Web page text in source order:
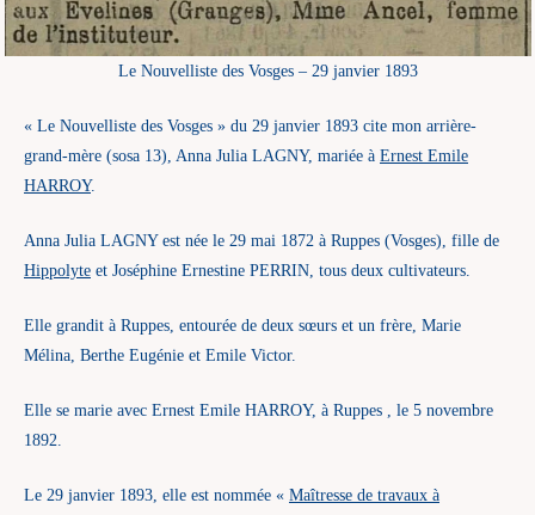
Le Nouvelliste des Vosges – 29 janvier 1893
« Le Nouvelliste des Vosges » du 29 janvier 1893 cite mon arrière-
grand-mère (sosa 13), Anna Julia LAGNY, mariée à Ernest Emile
HARROY.
Anna Julia LAGNY est née le 29 mai 1872 à Ruppes (Vosges), fille de
Hippolyte et Joséphine Ernestine PERRIN, tous deux cultivateurs.
Elle grandit à Ruppes, entourée de deux sœurs et un frère, Marie
Mélina, Berthe Eugénie et Emile Victor.
Elle se marie avec Ernest Emile HARROY, à Ruppes , le 5 novembre
1892.
Le 29 janvier 1893, elle est nommée « Maîtresse de travaux à